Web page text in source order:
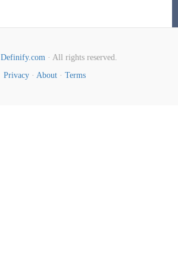
Definify.com· All rights reserved.
Privacy · About · Terms